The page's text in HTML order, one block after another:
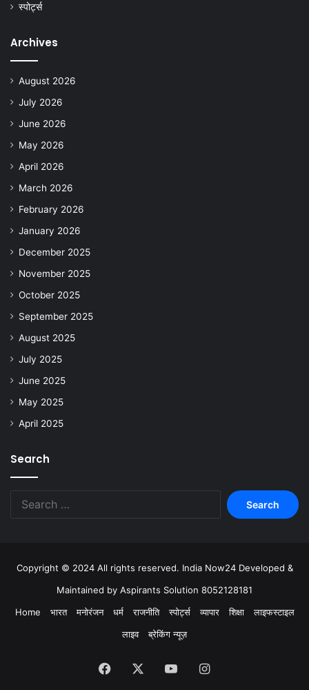
स्पोर्ट्स
Archives
August 2026
July 2026
June 2026
May 2026
April 2026
March 2026
February 2026
January 2026
December 2025
November 2025
October 2025
September 2025
August 2025
July 2025
June 2025
May 2025
April 2025
Search
Copyright © 2024 All rights reserved. India Now24 Developed &
Maintained by Aspirants Solution 8052128181
Home
भारत मनोरंजन धर्म राजनीति स्पोर्ट्स व्यापार शिक्षा
लाइफस्टाइल
लाइव
ब्रेकिंग न्यूज़